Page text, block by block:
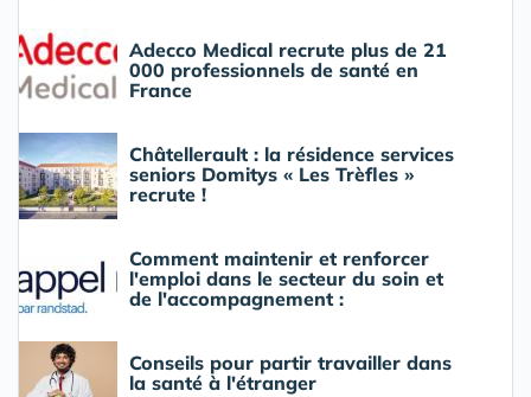
Adecco Medical recrute plus de 21
000 professionnels de santé en
France
Châtellerault : la résidence services
seniors Domitys « Les Trèfles »
recrute !
Comment maintenir et renforcer
l'emploi dans le secteur du soin et
de l'accompagnement :
Conseils pour partir travailler dans
la santé à l'étranger